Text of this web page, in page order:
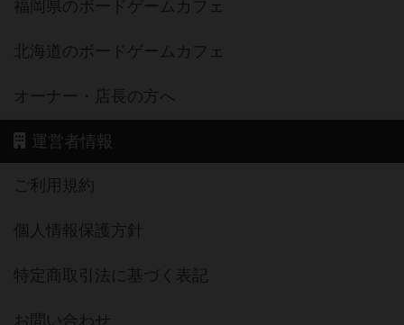
福岡県のボードゲームカフェ
北海道のボードゲームカフェ
オーナー・店長の方へ
運営者情報
ご利用規約
個人情報保護方針
特定商取引法に基づく表記
お問い合わせ